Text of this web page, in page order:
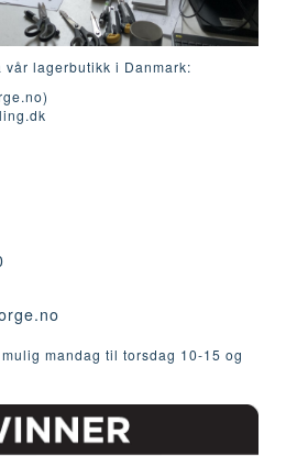
lagerbutikk i Danmark:
mandag til torsdag 10-15 og